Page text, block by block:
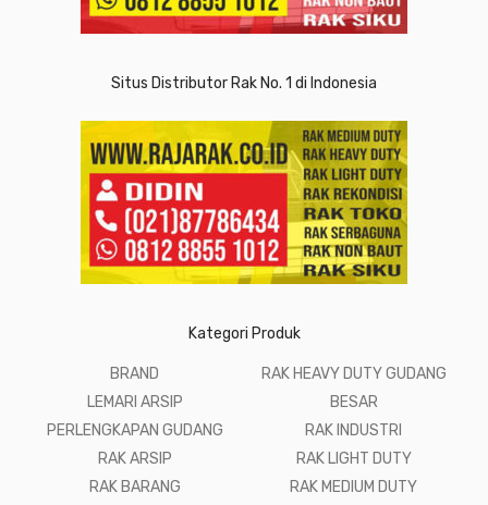
Situs Distributor Rak No. 1 di Indonesia
Kategori Produk
BRAND
LEMARI ARSIP
PERLENGKAPAN GUDANG
RAK ARSIP
RAK BARANG
RAK HEAVY DUTY GUDANG
BESAR
RAK INDUSTRI
RAK LIGHT DUTY
RAK MEDIUM DUTY